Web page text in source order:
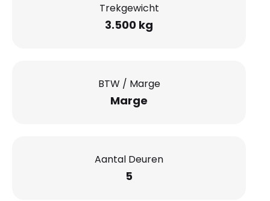
Trekgewicht
3.500 kg
BTW / Marge
Marge
Aantal Deuren
5